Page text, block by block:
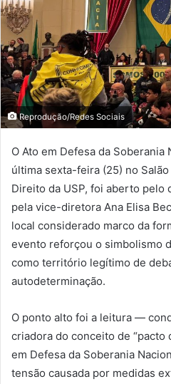
Reprodução/Redes Sociais
O Ato em Defesa da Soberania
última sexta-feira (25) no
Direito da USP, foi aberto pelo
pela vice-diretora Ana Elisa
local considerado marco da
evento reforçou o simbolismo
como território legítimo de
autodeterminação.
O ponto alto foi a leitura —
criadora do conceito de
em Defesa da Soberania
tensão causada por medidas